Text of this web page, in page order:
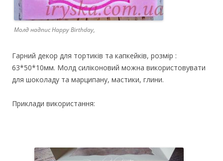
Молд надпис Happy Birthday,
Гарний декор для тортиків та капкейків, розмір :
63*50*10мм. Молд силіконовий можна використовувати
для шоколаду та марципану, мастики, глини.
Приклади використання: